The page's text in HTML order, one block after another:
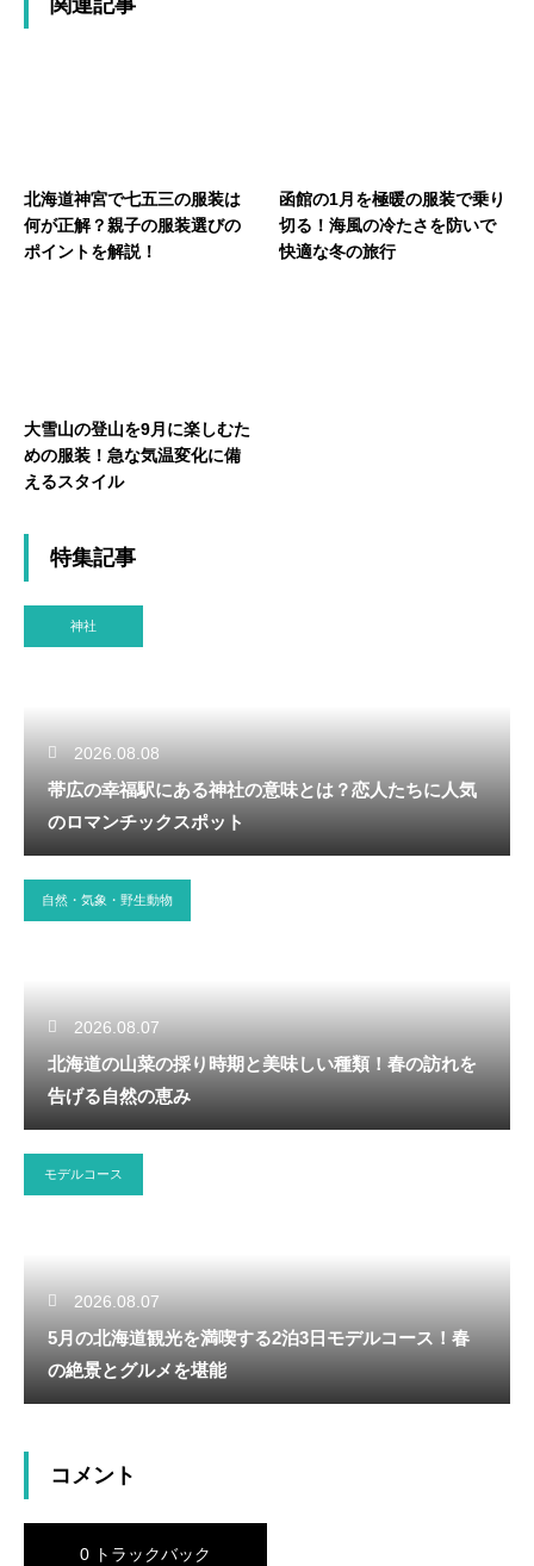
関連記事
北海道神宮で七五三の服装は
何が正解？親子の服装選びの
ポイントを解説！
函館の1月を極暖の服装で乗り
切る！海風の冷たさを防いで
快適な冬の旅行
大雪山の登山を9月に楽しむた
めの服装！急な気温変化に備
えるスタイル
特集記事
神社
2026.08.08
帯広の幸福駅にある神社の意味とは？恋人たちに人気
のロマンチックスポット
自然・気象・野生動物
2026.08.07
北海道の山菜の採り時期と美味しい種類！春の訪れを
告げる自然の恵み
モデルコース
2026.08.07
5月の北海道観光を満喫する2泊3日モデルコース！春
の絶景とグルメを堪能
コメント
0 トラックバック